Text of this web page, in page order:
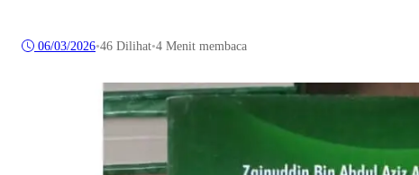
06/03/2026•46 Dilihat•4 Menit membaca